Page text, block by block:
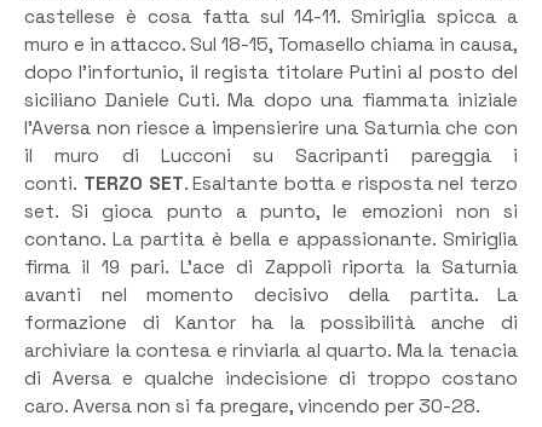
castellese è cosa fatta sul 14-11. Smiriglia spicca a
muro e in attacco. Sul 18-15, Tomasello chiama in causa,
dopo l’infortunio, il regista titolare Putini al posto del
siciliano Daniele Cuti. Ma dopo una fiammata iniziale
l’Aversa non riesce a impensierire una Saturnia che con
il muro di Lucconi su Sacripanti pareggia i
conti. TERZO SET. Esaltante botta e risposta nel terzo
set. Si gioca punto a punto, le emozioni non si
contano. La partita è bella e appassionante. Smiriglia
firma il 19 pari. L’ace di Zappoli riporta la Saturnia
avanti nel momento decisivo della partita. La
formazione di Kantor ha la possibilità anche di
archiviare la contesa e rinviarla al quarto. Ma la tenacia
di Aversa e qualche indecisione di troppo costano
caro. Aversa non si fa pregare, vincendo per 30-28.